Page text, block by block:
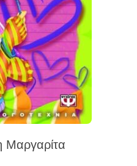
Μαργαρίτα